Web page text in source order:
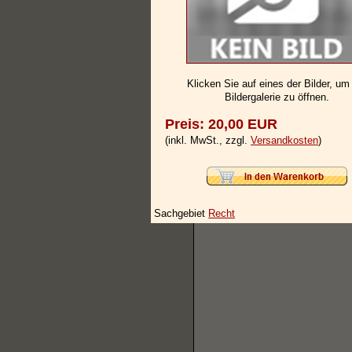
Klicken Sie auf eines der Bilder, um
Bildergalerie zu öffnen.
Preis: 20,00 EUR
(inkl. MwSt., zzgl. Versandkosten)
Sachgebiet Recht